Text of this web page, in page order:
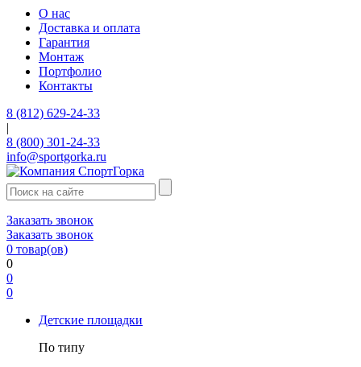
О нас
Доставка и оплата
Гарантия
Монтаж
Портфолио
Контакты
8 (812) 629-24-33
|
8 (800) 301-24-33
info@sportgorka.ru
Заказать звонок
Заказать звонок
0 товар(ов)
0
0
0
Детские площадки
По типу